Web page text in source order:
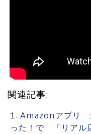
関連記事:
Amazonアプリ
った！で 「リアル